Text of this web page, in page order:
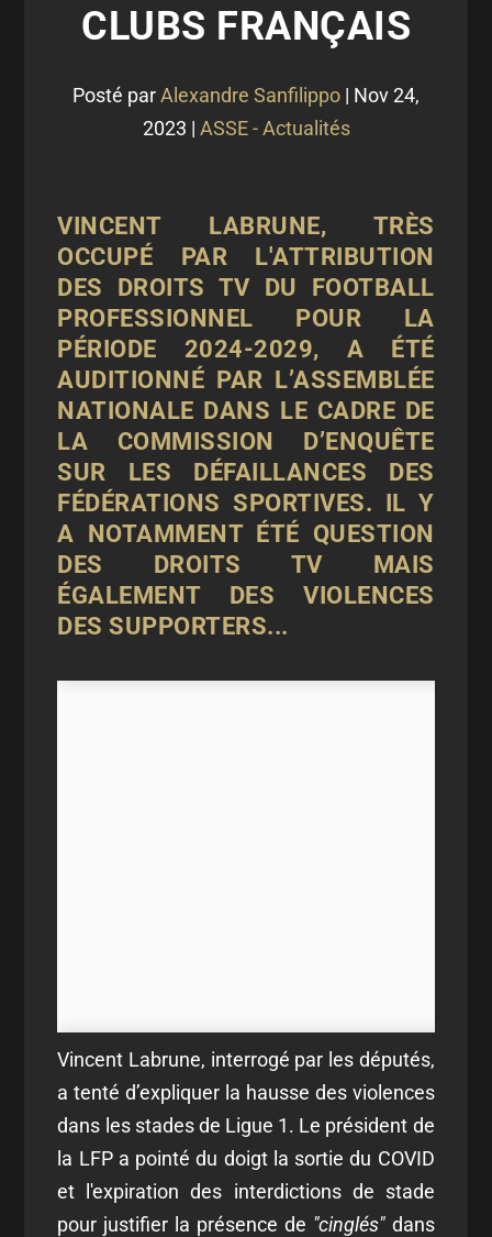
CLUBS FRANÇAIS
Posté parAlexandre Sanfilippo | Nov 24,
2023 | ASSE - Actualités
VINCENT LABRUNE, TRÈS
OCCUPÉ PAR L'ATTRIBUTION
DES DROITS TV DU FOOTBALL
PROFESSIONNEL POUR LA
PÉRIODE 2024-2029, A ÉTÉ
AUDITIONNÉ PAR L’ASSEMBLÉE
NATIONALE DANS LE CADRE DE
LA COMMISSION D’ENQUÊTE
SUR LES DÉFAILLANCES DES
FÉDÉRATIONS SPORTIVES. IL Y
A NOTAMMENT ÉTÉ QUESTION
DES DROITS TV MAIS
ÉGALEMENT DES VIOLENCES
DES SUPPORTERS...
Vincent Labrune, interrogé par les députés,
a tenté d’expliquer la hausse des violences
dans les stades de Ligue 1. Le président de
la LFP a pointé du doigt la sortie du COVID
et l'expiration des interdictions de stade
pour justifier la présence de "cinglés"dans